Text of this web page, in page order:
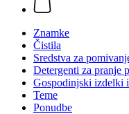
Znamke
Čistila
Sredstva za
Detergenti za pranje
Gospodinjski izdelki
Teme
Ponudbe